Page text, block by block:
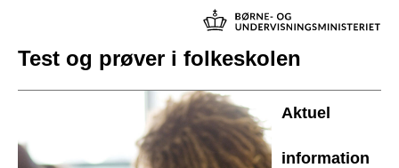
Test og prøver i folkeskolen
Aktuel
information